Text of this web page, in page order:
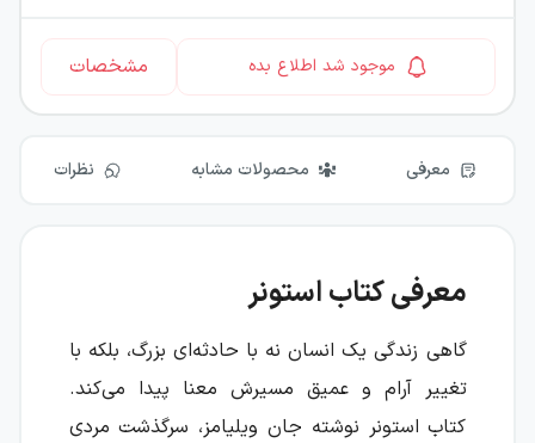
موجود شد اطلاع بده مشخصات
معرفی محصولات مشابه نظرات
معرفی کتاب استونر
گاهی زندگی یک انسان نه با حادثه‌ای بزرگ، بلکه با
تغییر آرام و عمیق مسیرش معنا پیدا می‌کند.
کتاب استونر نوشته جان ویلیامز، سرگذشت مردی